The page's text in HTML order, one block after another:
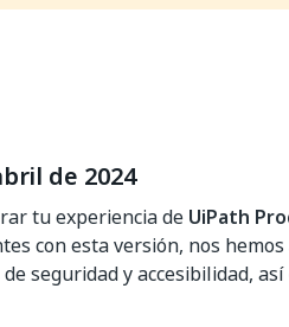
de 2024
tu experiencia de UiPath
con esta versión, nos
seguridad y accesibilidad, así